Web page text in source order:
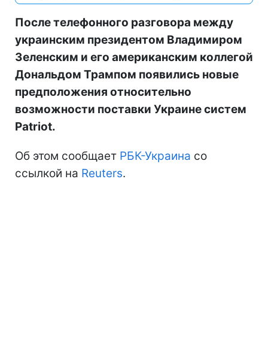
После телефонного разговора между
украинским президентом Владимиром
Зеленским и его американским коллегой
Дональдом Трампом появились новые
предположения относительно
возможности поставки Украине систем
Patriot.
Об этом сообщает РБК-Украина со
ссылкой на Reuters.